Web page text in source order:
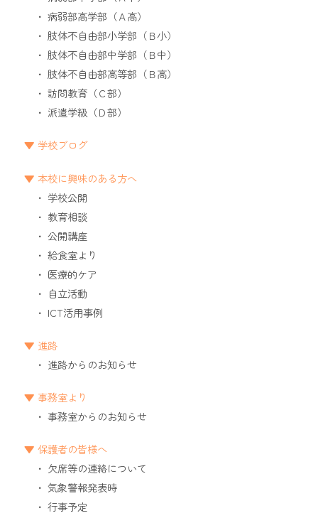
病弱部高学部（Ａ高）
肢体不自由部小学部（Ｂ小）
肢体不自由部中学部（Ｂ中）
肢体不自由部高等部（Ｂ高）
訪問教育（Ｃ部）
派遣学級（Ｄ部）
学校ブログ
本校に興味のある方へ
学校公開
教育相談
公開講座
給食室より
医療的ケア
自立活動
ICT活用事例
進路
進路からのお知らせ
事務室より
事務室からのお知らせ
保護者の皆様へ
欠席等の連絡について
気象警報発表時
行事予定